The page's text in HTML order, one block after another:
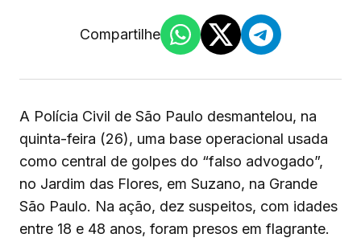
Compartilhe
A Polícia Civil de São Paulo desmantelou, na
quinta-feira (26), uma base operacional usada
como central de golpes do “falso advogado”,
no Jardim das Flores, em Suzano, na Grande
São Paulo. Na ação, dez suspeitos, com idades
entre 18 e 48 anos, foram presos em flagrante.